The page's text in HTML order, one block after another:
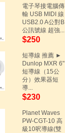
電子琴接電腦傳
輸 USB MIDI 線
USB2.0 A公對B
公訊號線 超強...
$250
短導線 推薦 ►
Dunlop MXR 6"
短導線（15公
分）效果器短
導...
$230
Planet Waves
PW-CGT-10 高
級10呎導線(雙